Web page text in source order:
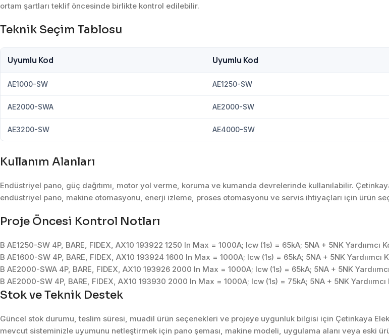
ortam şartları teklif öncesinde birlikte kontrol edilebilir.
Teknik Seçim Tablosu
Uyumlu Kod Uyumlu Kod
AE1000-SW AE1250-SW
AE2000-SWA AE2000-SW
AE3200-SW AE4000-SW
Kullanım Alanları
Endüstriyel pano, güç dağıtımı, motor yol verme, koruma ve kumanda devrelerinde kullanılabilir.
endüstriyel pano, makine otomasyonu, enerji izleme, proses otomasyonu ve servis ihtiyaçları için ürün
Proje Öncesi Kontrol Notları
B AE1250-SW 4P, BARE, FIDEX, AX10 193922 1250 In Max = 1000A; Icw (1s) = 65kA; 5NA + 5NK Yardıımcı
B AE1600-SW 4P, BARE, FIDEX, AX10 193924 1600 In Max = 1000A; Icw (1s) = 65kA; 5NA + 5NK Yardıımcı
B AE2000-SWA 4P, BARE, FIDEX, AX10 193926 2000 In Max = 1000A; Icw (1s) = 65kA; 5NA + 5NK
B AE2000-SW 4P, BARE, FIDEX, AX10 193930 2000 In Max = 1000A; Icw (1s) = 75kA; 5NA + 5NK Yardıımcı
Stok ve Teknik Destek
Güncel stok durumu, teslim süresi, muadil ürün seçenekleri ve projeye uygunluk bilgisi için Çetinkaya
mevcut sisteminizle uyumunu netleştirmek için pano şeması, makine modeli, uygulama alanı veya eski